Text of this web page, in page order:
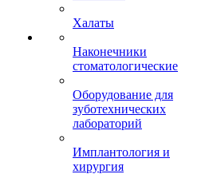
Халаты
Наконечники
стоматологические
Оборудование для
зуботехнических
лабораторий
Имплантология и
хирургия